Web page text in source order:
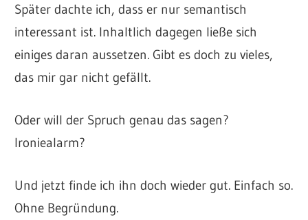
Später dachte ich, dass er nur semantisch
interessant ist. Inhaltlich dagegen ließe sich
einiges daran aussetzen. Gibt es doch zu vieles,
das mir gar nicht gefällt.
Oder will der Spruch genau das sagen?
Ironiealarm?
Und jetzt finde ich ihn doch wieder gut. Einfach so.
Ohne Begründung.